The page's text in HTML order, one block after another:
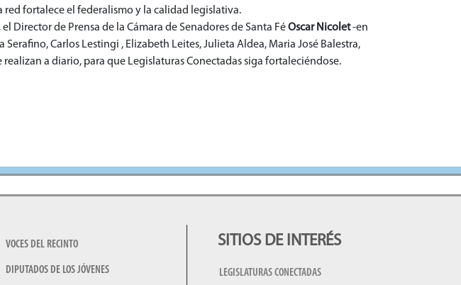
fortalece el federalismo y la calidad legislativa.
Director de Prensa de la Cámara de Senadores de Santa FéOscar Nicolet-en
Carlos Lestingi , Elizabeth Leites, Julieta Aldea, Maria José Balestra,
a diario, para que Legislaturas Conectadas siga fortaleciéndose.
VOCES DEL RECINTO
DIPUTADOS DE LOS JÓVENES
SITIOS DE INTERÉS
LEGISLATURAS CONECTADAS